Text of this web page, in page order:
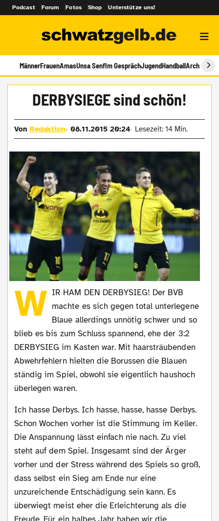
Podcast Forum Fotos Shop Unterstütze uns!
MännerFrauenAmasUnsa SenfIm GesprächJugendHandballArchiv
DERBYSIEGE sind schön!
VonRedaktion 08.11.2015 20:24 Lesezeit: 14 Min.
W IR HAM DEN DERBYSIEG! Der BVB
machte es sich gegen total unterlegene
Blaue allerdings unnötig schwer und so
blieb es bis zum Schluss spannend, ehe der 3:2
DERBYSIEG im Kasten war. Mit haarsträubenden
Abwehrfehlern hielten die Borussen die Blauen
ständig im Spiel, obwohl sie eigentlich haushoch
überlegen waren.
Ich hasse Derbys. Ich hasse, hasse, hasse Derbys.
Schon Wochen vorher ist die Stimmung im Keller.
Die Anspannung lässt einfach nie nach. Zu viel
steht auf dem Spiel. Insgesamt sind der Ärger
vorher und der Stress während des Spiels so groß,
dass selbst ein Sieg am Ende nur eine
unzureichende Entschädigung sein kann. Es
überwiegt meist eher die Erleichterung als die